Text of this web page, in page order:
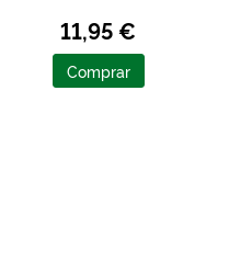
11,95 €
Comprar